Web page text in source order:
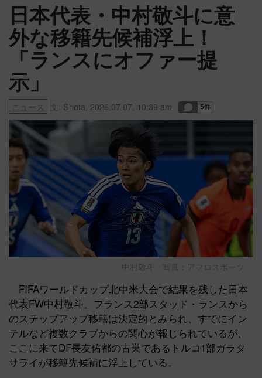
日本代表・中村敬斗に意
外な移籍先候補浮上！
「ランスにオファー提
示」
ニュース 文: Shota 2026.07.07. 10:39 am
中村敬斗 写真：アフロスポーツ
FIFAワールドカップ北中米大会で結果を残した日本
代表FW中村敬斗。フランス2部スタッド・ランスから
のステップアップ移籍は決定的とみられ、すでにイン
テルなど複数クラブからの関心が報じられているが、
ここに来てDF長友佑都の古巣であるトルコ1部ガラタ
サライが移籍先候補に浮上している。